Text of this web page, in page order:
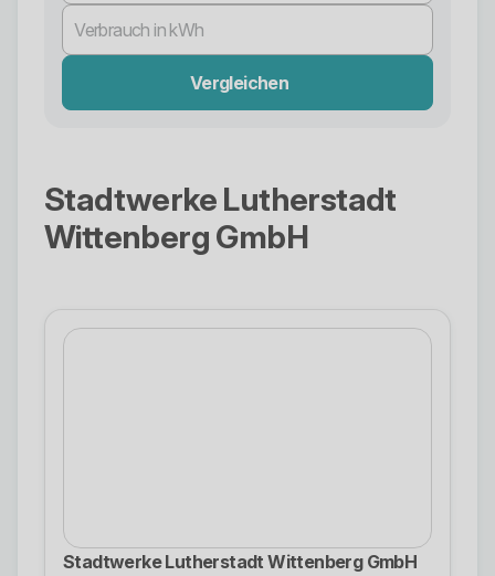
Vergleichen
Stadtwerke Lutherstadt
Wittenberg GmbH
Stadtwerke Lutherstadt Wittenberg GmbH